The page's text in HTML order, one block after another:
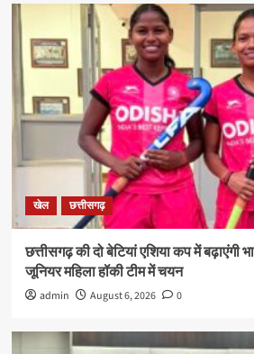
खेल छत्तीसगढ़
छत्तीसगढ़ की दो बेटियां एशिया कप में बढ़ाएंगी
जूनियर महिला हॉकी टीम में चयन
admin August 6, 2026 0